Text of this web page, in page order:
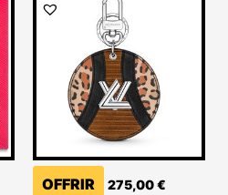
OFFRIR 275,00€